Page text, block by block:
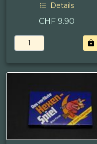
Details
CHF 9.90